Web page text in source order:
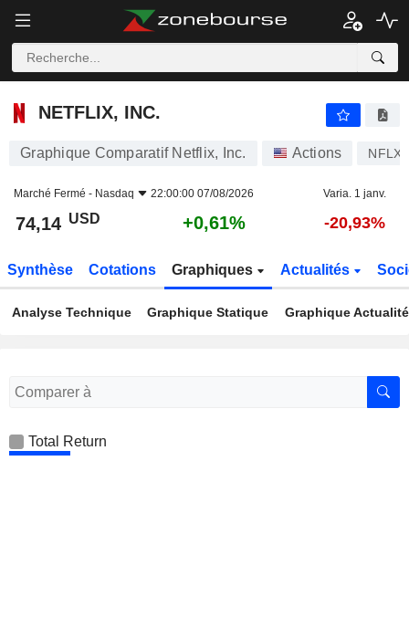
NETFLIX, INC.
NETFLIX, INC.
Graphique Comparatif Netflix, Inc. Actions NFLX
Marché Fermé - Nasdaq 22:00:00 07/08/2026 Varia. 1 janv.
74,14 USD +0,61% -20,93%
Synthèse Cotations Graphiques Actualités
Analyse Technique Graphique Statique Graphique
Total Return